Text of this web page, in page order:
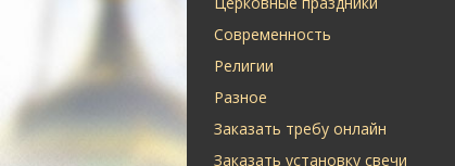
Современность
Религии
Разное
Заказать требу онлайн
Заказать установку свечи